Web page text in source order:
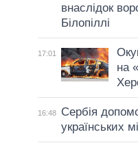
внаслідок
Білопіллі
17:01
на
16:48
Сербія
українських